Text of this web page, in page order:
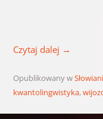
Czytaj dalej →
Opublikowany w
kwantolingwistyka,